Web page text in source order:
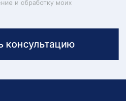
и обработку моих
консультацию